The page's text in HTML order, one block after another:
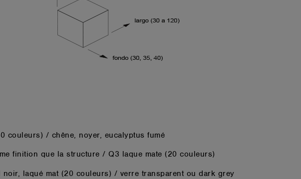
couleurs) / chêne, noyer, eucalyptus fumé
finition que la structure / Q3 laque mate (20 couleurs)
noir, laqué mat (20 couleurs) / verre transparent ou dark grey